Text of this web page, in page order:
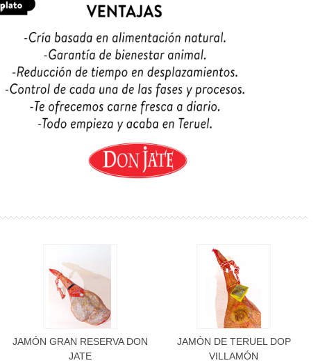
JAMÓN GRAN RESERVA DON
JATE
JAMÓN DE TERUEL DOP
VILLAMÓN